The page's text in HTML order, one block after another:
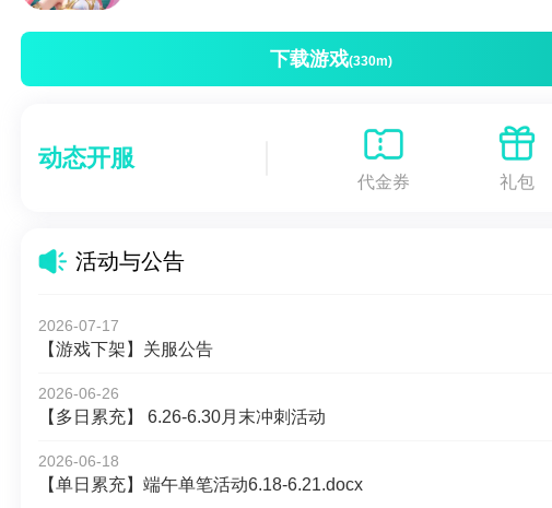
下载游戏(330m)
动态开服
代金券 礼包
活动与公告
2026-07-17
【游戏下架】关服公告
2026-06-26
【多日累充】 6.26-6.30月末冲刺活动
2026-06-18
【单日累充】端午单笔活动6.18-6.21.docx